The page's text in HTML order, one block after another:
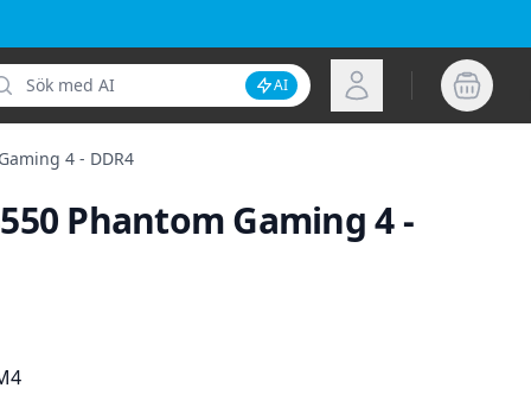
Inaktivera AI-sökning
AI Logga in
4 - DDR4
Phantom Gaming 4 -